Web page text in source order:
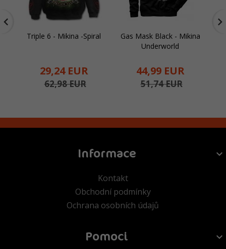
Triple 6 - Mikina -Spiral
29,24 EUR
62,98 EUR
Gas Mask Black - Mikina
Underworld
44,99 EUR
51,74 EUR
Informace
Kontakt
Obchodní podmínky
Ochrana osobních údajů
Pomoci